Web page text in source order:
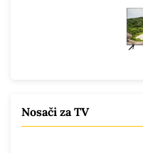
Nosači za TV